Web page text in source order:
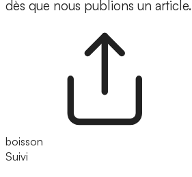
dès que nous publions un article.
boisson
Suivi